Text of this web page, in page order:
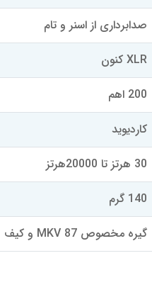
صدابرداری از اسنر و تام
XLR کنون
200 اهم
کاردیوید
30 هرتز تا 20000هرتز
140 گرم
گیره مخصوص MKV 87 و کیف